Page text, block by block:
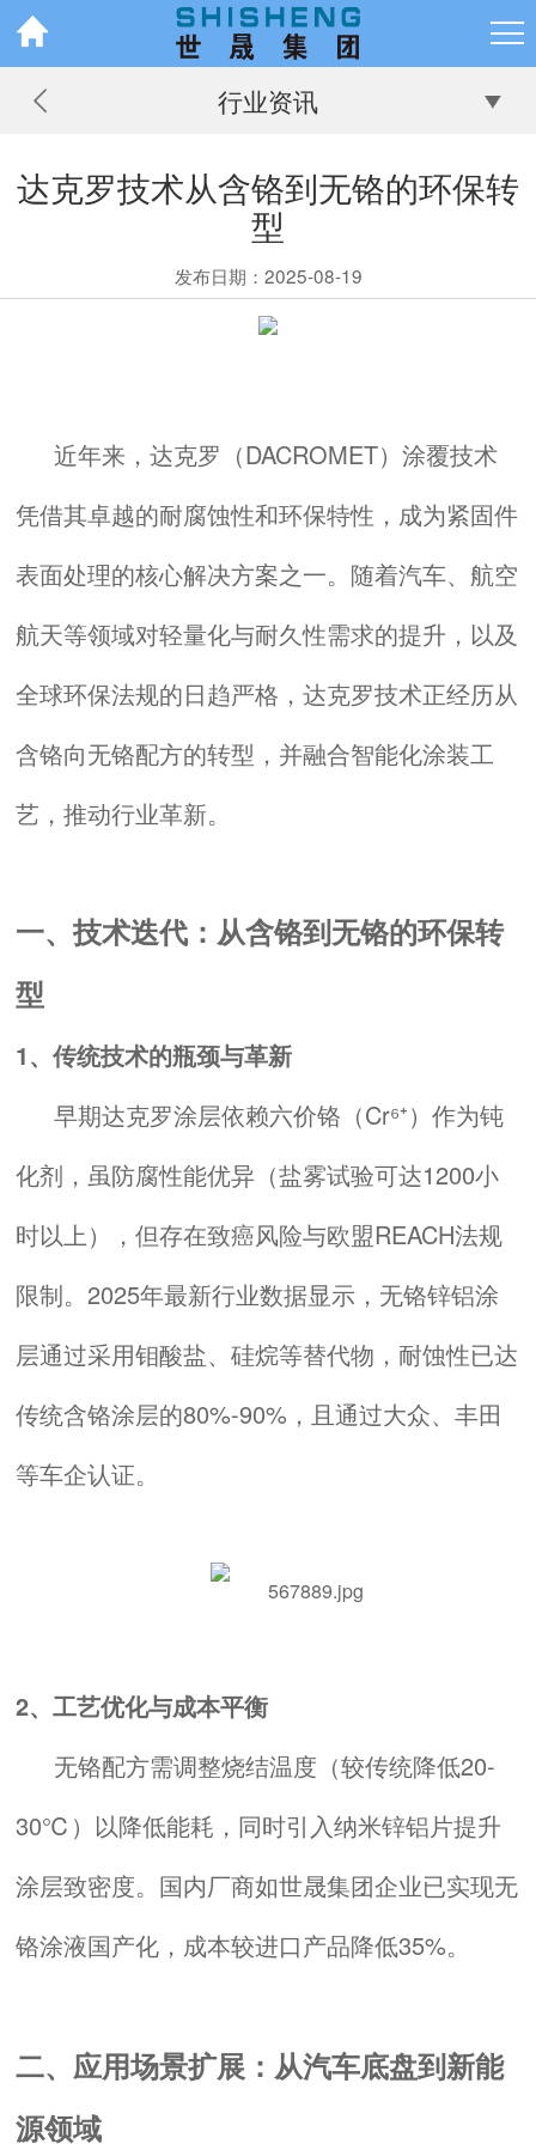
行业资讯
达克罗技术从含铬到无铬的环保转
型
发布日期：2025-08-19
近年来，达克罗 （DACROMET）涂覆技术
凭借其卓越的耐腐蚀性和环保特性，成为紧固件
表面处理的核心解决方案之一。随着汽车、航空
航天等领域对轻量化与耐久性需求的提升，以及
全球环保法规的日趋严格，达克罗技术正经历从
含铬向无铬配方的转型，并融合智能化涂装工
艺，推动行业革新。
一、技术迭代：从含铬到无铬的环保转
型
1、传统技术的瓶颈与革新
早期达克罗涂层依赖六价铬（Cr⁶⁺）作为钝
化剂，虽防腐性能优异（盐雾试验可达1200小
时以上），但存在致癌风险与欧盟REACH法规
限制。2025年最新行业数据显示，无铬锌铝涂
层通过采用钼酸盐、硅烷等替代物，耐蚀性已达
传统含铬涂层的80%-90%，且通过大众、丰田
等车企认证。
2、工艺优化与成本平衡
无铬配方需调整烧结温度（较传统降低20-
30℃）以降低能耗，同时引入纳米锌铝片提升
涂层致密度。国内厂商如世晟集团企业已实现无
铬涂液国产化，成本较进口产品降低35%。
二、应用场景扩展：从汽车底盘到新能
源领域